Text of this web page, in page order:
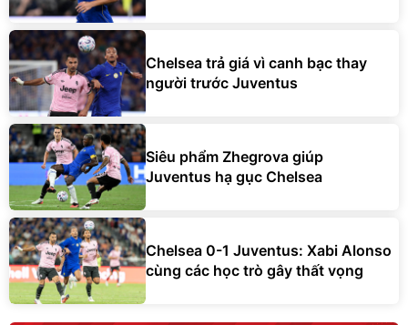
Chelsea trả giá vì canh bạc thay
người trước Juventus
Siêu phẩm Zhegrova giúp
Juventus hạ gục Chelsea
Chelsea 0-1 Juventus: Xabi Alonso
cùng các học trò gây thất vọng